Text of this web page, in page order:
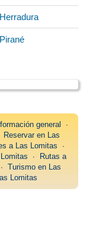
Herradura
Pirané
general
∙
Reservar en Las
a Las Lomitas ∙
∙
Rutas a
∙ Turismo en Las
Lomitas